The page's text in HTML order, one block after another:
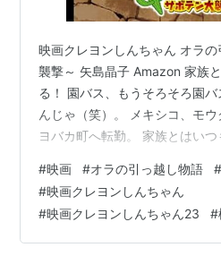
映画クレヨンしんちゃん オラ
襲撃～ 矢島晶子 Amazon 家族
る！ 園バス、もうそろそろ園
んじゃ（笑）。 メキシコ、モ
ヨバカ町へ転勤。 家族とはい
ン？それともビーフ？」 「おし
ー！」 ホセ・メンドクセー。
ドゥヤッガオ・エラインデス町
（笑）。 人食いサボテン。 「
#映画 #オラの引っ越し物語
#映画クレヨンしんちゃん
#映画クレヨンしんちゃん23 #